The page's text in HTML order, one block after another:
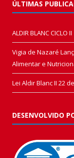
ÚLTIMAS
ALDIR BLANC CICLO II
Vigia de Nazaré
Alimentar e
Lei Aldir Blanc II 22
DESENVOLVIDO